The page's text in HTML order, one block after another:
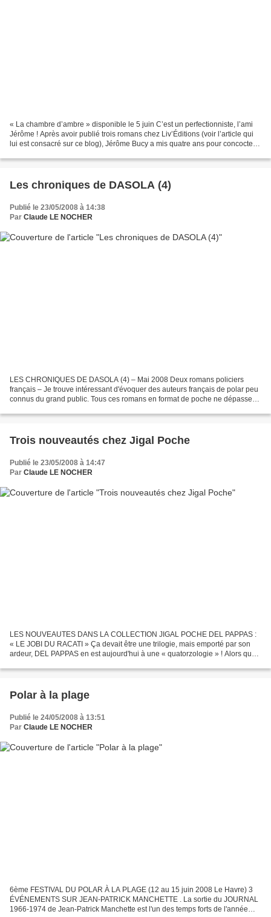
« La chambre d’ambre » disponible le 5 juin C’est un perfectionniste, l’ami
Jérôme ! Après avoir publié trois romans chez Liv’Éditions (voir l’article qui
lui est consacré sur ce blog), Jérôme Bucy a mis quatre ans pour concocter
Les chroniques de DASOLA (4)
Publié le 23/05/2008 à 14:38
Par Claude LE NOCHER
LES CHRONIQUES DE DASOLA (4) – Mai 2008 Deux romans policiers
français – Je trouve intéressant d'évoquer des auteurs français de polar peu
connus du grand public. Tous ces romans en format de poche ne dépassent
Trois nouveautés chez Jigal Poche
Publié le 23/05/2008 à 14:47
Par Claude LE NOCHER
LES NOUVEAUTES DANS LA COLLECTION JIGAL POCHE DEL PAPPAS :
« LE JOBI DU RACATI » Ça devait être une trilogie, mais emporté par son
ardeur, DEL PAPPAS en est aujourd'hui à une « quatorzologie » ! Alors que
Polar à la plage
Publié le 24/05/2008 à 13:51
Par Claude LE NOCHER
6ème FESTIVAL DU POLAR À LA PLAGE (12 au 15 juin 2008 Le Havre) 3
ÉVÉNEMENTS SUR JEAN-PATRICK MANCHETTE . La sortie du JOURNAL
1966-1974 de Jean-Patrick Manchette est l'un des temps forts de l'année